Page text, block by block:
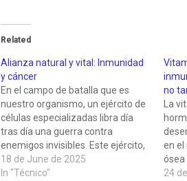
Related
Alianza natural y vital: Inmunidad
y cáncer
En el campo de batalla que es
nuestro organismo, un ejército de
células especializadas libra día
tras día una guerra contra
enemigos invisibles. Este ejército,
conocido como sistema
inmunitario, nos protege de
18 de June de 2025
In "Técnico"
no
La
en el
ósea
24